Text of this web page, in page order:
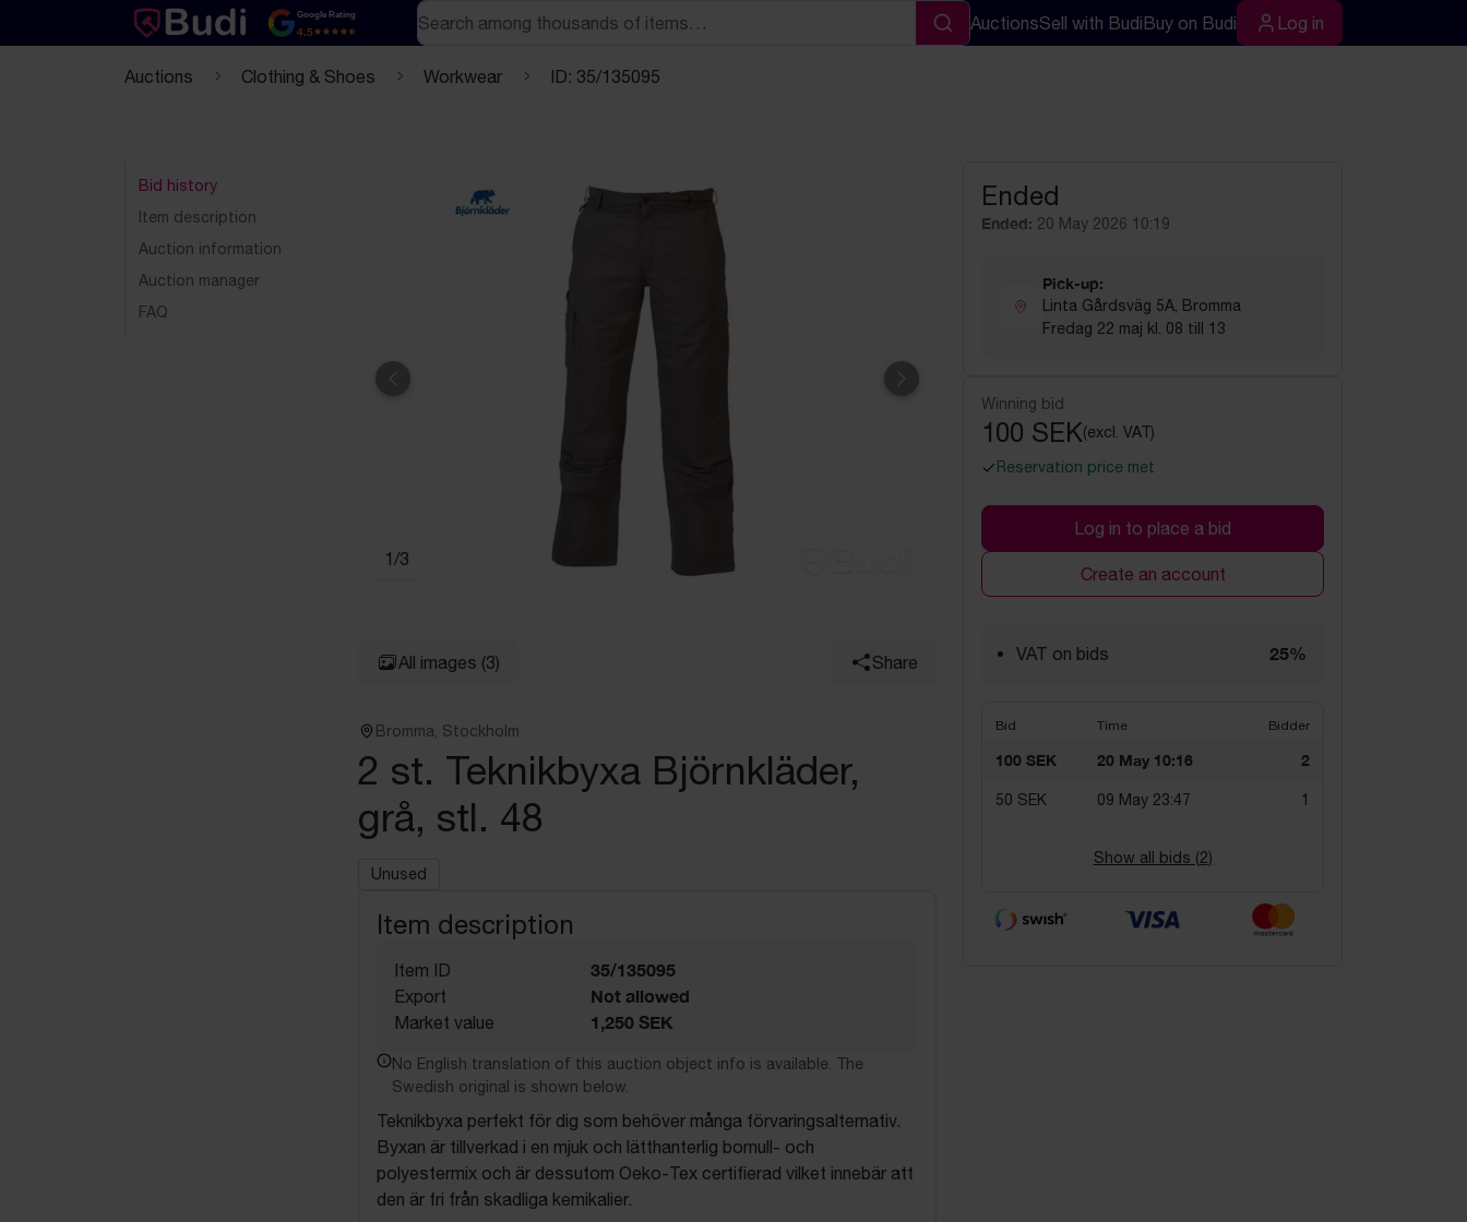
Text-based (markdown) version of this page
Google Rating
4.5
Search
Search
AuctionsSell with BudiBuy on Budi Log in
Log in
Auctions Clothing & Shoes Workwear ID: 35/135095
Bid history
Item description
Auction information
Auction manager
FAQ
Previous Next
1 /3
All images (3) Share
Bromma, Stockholm
2 st. Teknikbyxa Björnkläder,
grå, stl. 48
Unused
Item description
Item ID 35/135095
Export Not allowed
Market value 1,250 SEK
No English translation of this auction object info is available. The
Swedish original is shown below.
Teknikbyxa perfekt för dig som behöver många förvaringsalternativ.
Byxan är tillverkad i en mjuk och lätthanterlig bomull- och
polyestermix och är dessutom Oeko-Tex certifierad vilket innebär att
den är fri från skadliga kemikalier.
Ended
Ended: 20 May 2026 10:19
Pick-up:
Linta Gårdsväg 5A, Bromma
Fredag 22 maj kl. 08 till 13
Winning bid
100 SEK(excl. VAT)
Reservation price met
Log in to place a bid
Create an account
VAT on bids 25%
Bid Time Bidder
100 SEK 20 May 10:16 2
50 SEK 09 May 23:47 1
Show all bids (2)